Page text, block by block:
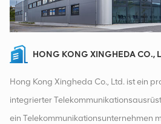
HONG KONG XINGHEDA CO.,
Hong Kong Xingheda Co., Ltd. ist ein
integrierter
ein Telekommunikationsunternehmen